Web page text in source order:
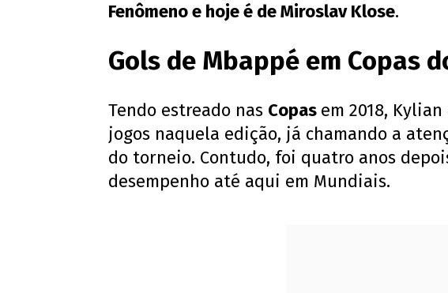
Fenômeno e hoje é de Miroslav Klose.
Gols de Mbappé em Copas
Tendo estreado nas Copas em 2018,
jogos naquela edição, já chamando a
do torneio. Contudo, foi quatro anos
desempenho até aqui em Mundiais.